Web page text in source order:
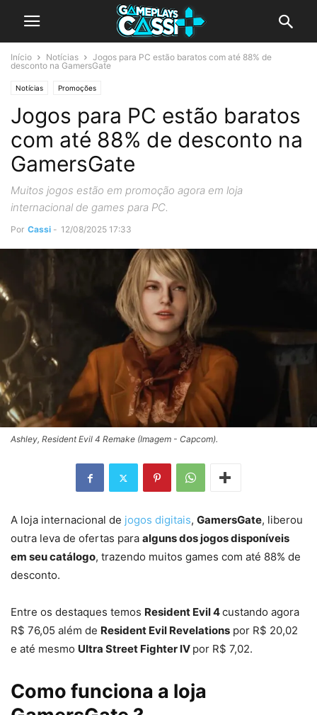
Início Notícias
Jogos para PC estão baratos com até 88% de
desconto na GamersGate
Notícias Promoções
Jogos para PC estão baratos
com até 88% de desconto na
GamersGate
Muitos jogos estão em promoção agora em loja
internacional de games para PC.
Por Cassi - 12/08/2025 17:33
Ashley, Resident Evil 4 Remake (Imagem - Capcom).
A loja internacional de jogos digitais, GamersGate, liberou
outra leva de ofertas para alguns dos jogos disponíveis
em seu catálogo, trazendo muitos games com até 88% de
desconto.
Entre os destaques temos Resident Evil 4custando agora
R$ 76,05 além de Resident Evil Revelations por R$ 20,02
e até mesmo Ultra Street Fighter IV por R$ 7,02.
Como funciona a loja